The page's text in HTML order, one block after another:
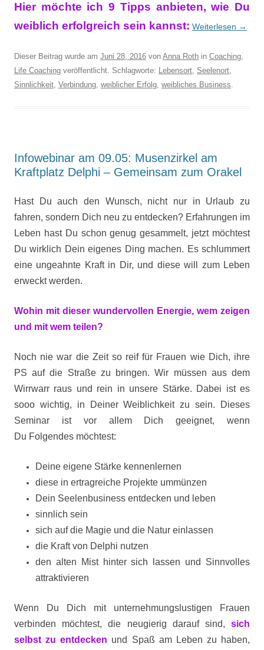
Hier möchte ich 9 Tipps anbieten, wie Du
weiblich erfolgreich sein kannst: Weiterlesen →
Dieser Beitrag wurde am Juni 28, 2016 von Anna Roth in Coaching,
Life Coaching veröffentlicht. Schlagworte: Lebensort, Seelenort,
Sinnlichkeit, Verbindung, weiblicher Erfolg, weibliches Business.
Infowebinar am 09.05: Musenzirkel am
Kraftplatz Delphi – Gemeinsam zum Orakel
Hast Du auch den Wunsch, nicht nur in Urlaub zu
fahren, sondern Dich neu zu entdecken? Erfahrungen im
Leben hast Du schon genug gesammelt, jetzt möchtest
Du wirklich Dein eigenes Ding machen. Es schlummert
eine ungeahnte Kraft in Dir, und diese will zum Leben
erweckt werden.
Wohin mit dieser wundervollen Energie, wem zeigen
und mit wem teilen?
Noch nie war die Zeit so reif für Frauen wie Dich, ihre
PS auf die Straße zu bringen. Wir müssen aus dem
Wirrwarr raus und rein in unsere Stärke. Dabei ist es
sooo wichtig, in Deiner Weiblichkeit zu sein. Dieses
Seminar ist vor allem Dich geeignet, wenn
Du Folgendes möchtest:
Deine eigene Stärke kennenlernen
diese in ertragreiche Projekte ummünzen
Dein Seelenbusiness entdecken und leben
sinnlich sein
sich auf die Magie und die Natur einlassen
die Kraft von Delphi nutzen
den alten Mist hinter sich lassen und Sinnvolles
attraktivieren
Wenn Du Dich mit unternehmungslustigen Frauen
verbinden möchtest, die neugierig darauf sind, sich
selbst zu entdecken und Spaß am Leben zu haben,